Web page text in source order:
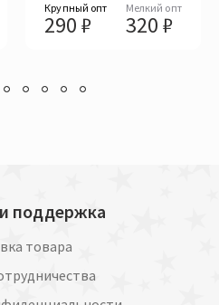
Крупный опт
290 ₽
Мелкий опт
320 ₽
поддержка
товара